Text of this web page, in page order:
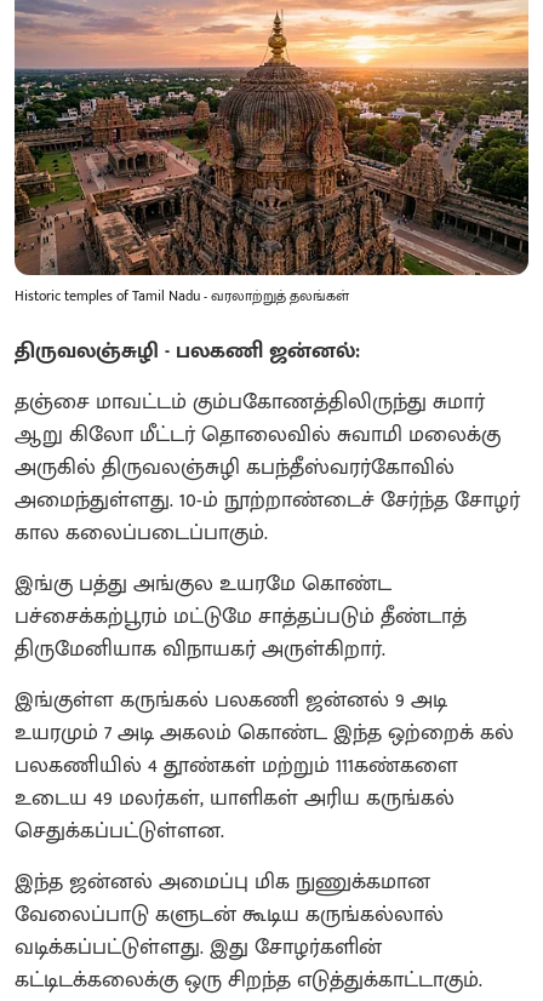
Historic temples of Tamil Nadu - வரலாற்றுத் தலங்கள்
திருவலஞ்சுழி - பலகணி ஜன்னல்:
தஞ்சை மாவட்டம் கும்பகோணத்திலிருந்து சுமார்
ஆறு கிலோ மீட்டர் தொலைவில் சுவாமி மலைக்கு
அருகில் திருவலஞ்சுழி கபந்தீஸ்வரர்கோவில்
அமைந்துள்ளது. 10-ம் நூற்றாண்டைச் சேர்ந்த சோழர்
கால கலைப்படைப்பாகும்.
இங்கு பத்து அங்குல உயரமே கொண்ட
பச்சைக்கற்பூரம் மட்டுமே சாத்தப்படும் தீண்டாத்
திருமேனியாக விநாயகர் அருள்கிறார்.
இங்குள்ள கருங்கல் பலகணி ஜன்னல் 9 அடி
உயரமும் 7 அடி அகலம் கொண்ட இந்த ஒற்றைக் கல்
பலகணியில் 4 தூண்கள் மற்றும் 111கண்களை
உடைய 49 மலர்கள், யாளிகள் அரிய கருங்கல்
செதுக்கப்பட்டுள்ளன.
இந்த ஜன்னல் அமைப்பு மிக நுணுக்கமான
வேலைப்பாடு களுடன் கூடிய கருங்கல்லால்
வடிக்கப்பட்டுள்ளது. இது சோழர்களின்
கட்டிடக்கலைக்கு ஒரு சிறந்த எடுத்துக்காட்டாகும்.